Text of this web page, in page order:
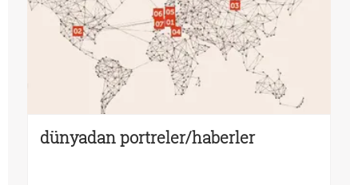
dünyadan portreler/haberler